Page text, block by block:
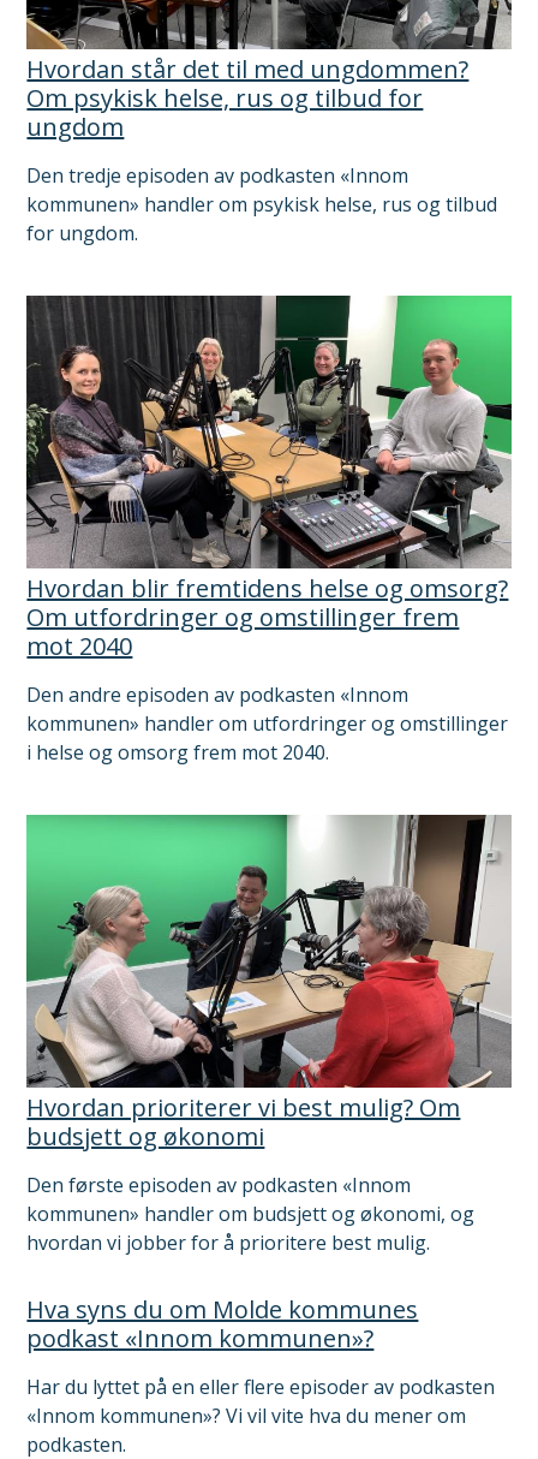
Hvordan står det til med ungdommen?
Om psykisk helse, rus og tilbud for
ungdom
Den tredje episoden av podkasten «Innom
kommunen» handler om psykisk helse, rus og tilbud
for ungdom.
Hvordan blir fremtidens helse og omsorg?
Om utfordringer og omstillinger frem
mot 2040
Den andre episoden av podkasten «Innom
kommunen» handler om utfordringer og omstillinger
i helse og omsorg frem mot 2040.
Hvordan prioriterer vi best mulig? Om
budsjett og økonomi
Den første episoden av podkasten «Innom
kommunen» handler om budsjett og økonomi, og
hvordan vi jobber for å prioritere best mulig.
Hva syns du om Molde kommunes
podkast «Innom kommunen»?
Har du lyttet på en eller flere episoder av podkasten
«Innom kommunen»? Vi vil vite hva du mener om
podkasten.